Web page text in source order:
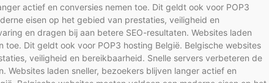
actief en conversies nemen toe. Dit geldt ook voor POP3
eisen op het gebied van prestaties, veiligheid en
en dragen bij aan betere SEO-resultaten. Websites laden
Dit geldt ook voor POP3 hosting België. Belgische websites
veiligheid en bereikbaarheid. Snelle servers verbeteren de
Websites laden sneller, bezoekers blijven langer actief en